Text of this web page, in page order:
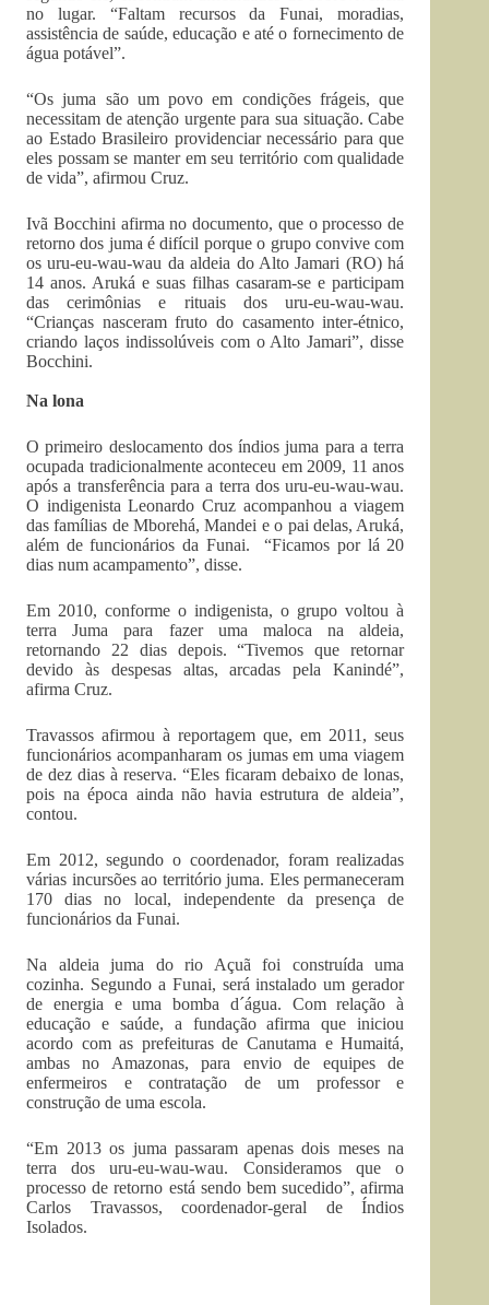
no lugar. “Faltam recursos da Funai, moradias,
assistência de saúde, educação e até o fornecimento de
água potável”.
“Os juma são um povo em condições frágeis, que
necessitam de atenção urgente para sua situação. Cabe
ao Estado Brasileiro providenciar necessário para que
eles possam se manter em seu território com qualidade
de vida”, afirmou Cruz.
Ivã Bocchini afirma no documento, que o processo de
retorno dos juma é difícil porque o grupo convive com
os uru-eu-wau-wau da aldeia do Alto Jamari (RO) há
14 anos. Aruká e suas filhas casaram-se e participam
das cerimônias e rituais dos uru-eu-wau-wau.
“Crianças nasceram fruto do casamento inter-étnico,
criando laços indissolúveis com o Alto Jamari”, disse
Bocchini.
Na lona
O primeiro deslocamento dos índios juma para a terra
ocupada tradicionalmente aconteceu em 2009, 11 anos
após a transferência para a terra dos uru-eu-wau-wau.
O indigenista Leonardo Cruz acompanhou a viagem
das famílias de Mborehá, Mandei e o pai delas, Aruká,
além de funcionários da Funai. “Ficamos por lá 20
dias num acampamento”, disse.
Em 2010, conforme o indigenista, o grupo voltou à
terra Juma para fazer uma maloca na aldeia,
retornando 22 dias depois. “Tivemos que retornar
devido às despesas altas, arcadas pela Kanindé”,
afirma Cruz.
Travassos afirmou à reportagem que, em 2011, seus
funcionários acompanharam os jumas em uma viagem
de dez dias à reserva. “Eles ficaram debaixo de lonas,
pois na época ainda não havia estrutura de aldeia”,
contou.
Em 2012, segundo o coordenador, foram realizadas
várias incursões ao território juma. Eles permaneceram
170 dias no local, independente da presença de
funcionários da Funai.
Na aldeia juma do rio Açuã foi construída uma
cozinha. Segundo a Funai, será instalado um gerador
de energia e uma bomba d´água. Com relação à
educação e saúde, a fundação afirma que iniciou
acordo com as prefeituras de Canutama e Humaitá,
ambas no Amazonas, para envio de equipes de
enfermeiros e contratação de um professor e
construção de uma escola.
“Em 2013 os juma passaram apenas dois meses na
terra dos uru-eu-wau-wau. Consideramos que o
processo de retorno está sendo bem sucedido”, afirma
Carlos Travassos, coordenador-geral de Índios
Isolados.